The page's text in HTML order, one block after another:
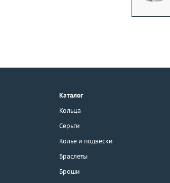
г. Москва, Тихвинский пер., д. 7,
3D-тур по шоуруму
Каталог
Кольца
Серьги
Колье и подвески
Браслеты
Броши